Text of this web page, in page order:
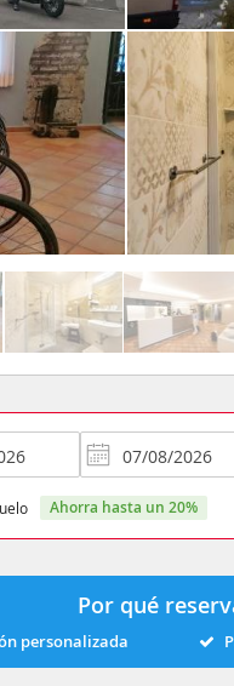
ahorra hasta un 20%
Por qué
personalizada